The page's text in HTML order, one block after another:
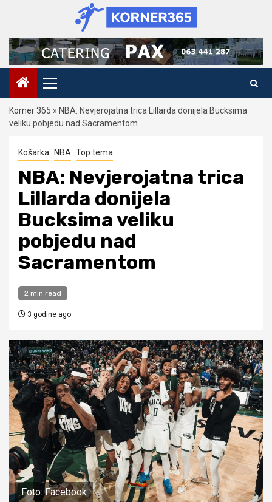
content
Primary
Menu
Korner 365 » NBA: Nevjerojatna trica Lillarda donijela Bucksima
veliku pobjedu nad Sacramentom
Košarka NBA Top tema
NBA: Nevjerojatna trica
Lillarda donijela
Bucksima veliku
pobjedu nad
Sacramentom
2 min read
3 godine ago
Foto: Facebook